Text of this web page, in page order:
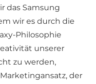
das Samsung
wir es durch die
Philosophie
unserer
zu werden,
der